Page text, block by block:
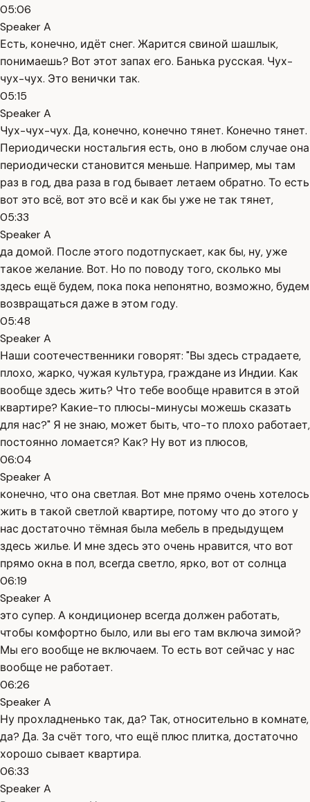
05:06
Speaker A
Есть, конечно, идёт снег. Жарится свиной шашлык,
понимаешь? Вот этот запах его. Банька русская. Чух-
чух-чух. Это венички так.
05:15
Speaker A
Чух-чух-чух. Да, конечно, конечно тянет. Конечно тянет.
Периодически ностальгия есть, оно в любом случае она
периодически становится меньше. Например, мы там
раз в год, два раза в год бывает летаем обратно. То есть
вот это всё, вот это всё и как бы уже не так тянет,
05:33
Speaker A
да домой. После этого подотпускает, как бы, ну, уже
такое желание. Вот. Но по поводу того, сколько мы
здесь ещё будем, пока пока непонятно, возможно, будем
возвращаться даже в этом году.
05:48
Speaker A
Наши соотечественники говорят: "Вы здесь страдаете,
плохо, жарко, чужая культура, граждане из Индии. Как
вообще здесь жить? Что тебе вообще нравится в этой
квартире? Какие-то плюсы-минусы можешь сказать
для нас?" Я не знаю, может быть, что-то плохо работает,
постоянно ломается? Как? Ну вот из плюсов,
06:04
Speaker A
конечно, что она светлая. Вот мне прямо очень хотелось
жить в такой светлой квартире, потому что до этого у
нас достаточно тёмная была мебель в предыдущем
здесь жилье. И мне здесь это очень нравится, что вот
прямо окна в пол, всегда светло, ярко, вот от солнца
06:19
Speaker A
это супер. А кондиционер всегда должен работать,
чтобы комфортно было, или вы его там включа зимой?
Мы его вообще не включаем. То есть вот сейчас у нас
вообще не работает.
06:26
Speaker A
Ну прохладненько так, да? Так, относительно в комнате,
да? Да. За счёт того, что ещё плюс плитка, достаточно
хорошо сывает квартира.
06:33
Speaker A